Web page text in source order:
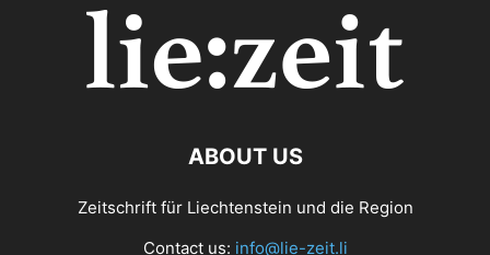
ABOUT US
Zeitschrift für Liechtenstein und die Region
Contact us: info@lie-zeit.li